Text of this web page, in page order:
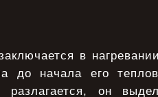
в
до начала его
разлагается, он